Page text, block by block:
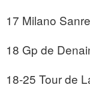
17 Milano
18 Gp de
18-25 Tour de